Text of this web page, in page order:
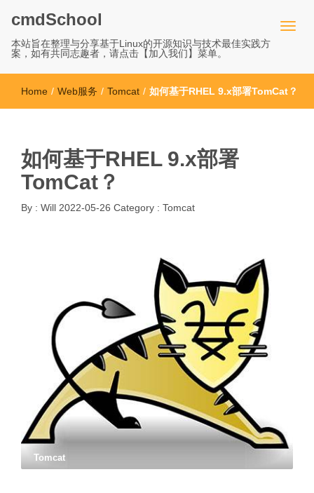
cmdSchool
本站旨在整理与分享基于Linux的开源知识与技术最佳实践方
案，如有共同志趣者，请点击【加入我们】菜单。
Home / Web服务 / Tomcat / 如何基于RHEL 9.x部署TomCat？
如何基于RHEL 9.x部署
TomCat？
By : Will 2022-05-26 Category : Tomcat
Tomcat